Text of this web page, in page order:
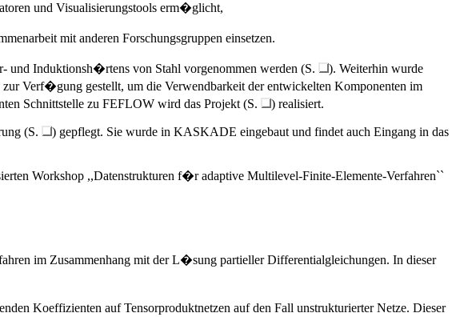
und Visualisierungstools erm�glicht,
mit anderen Forschungsgruppen einsetzen.
und Induktionsh�rtens von Stahl vorgenommen werden (S.
). Weiterhin wurde
Verf�gung gestellt, um die Verwendbarkeit der entwickelten Komponenten im
Schnittstelle zu FEFLOW wird das Projekt (S.
) realisiert.
(S.
) gepflegt. Sie wurde in KASKADE eingebaut und findet auch Eingang in das
Workshop ,,Datenstrukturen f�r adaptive Multilevel-Finite-Elemente-Verfahren``
im Zusammenhang mit der L�sung partieller Differentialgleichungen. In dieser
Koeffizienten auf Tensorproduktnetzen auf den Fall unstrukturierter Netze. Dieser